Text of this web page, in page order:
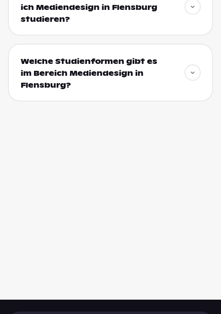
ich Mediendesign in Flensburg
studieren?
Welche Studienformen gibt es
im Bereich Mediendesign in
Flensburg?